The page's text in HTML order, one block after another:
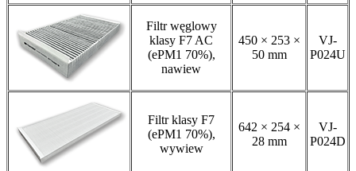
Filtr węglowy
klasy F7 AC
(ePM1 70%),
nawiew
450 × 253 ×
50 mm
VJ-
P024U
Filtr klasy F7
(ePM1 70%),
wywiew
642 × 254 ×
28 mm
VJ-
P024D